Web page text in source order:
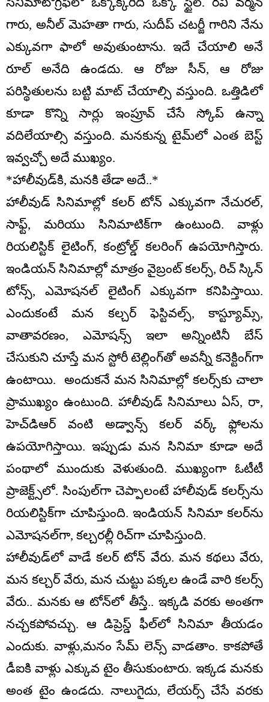
గారు, అనీల్ మెహతా గారు, సుదీప్ చటర్జీ గారిని నేను
ఎక్కువగా ఫాలో అవుతుంటాను. ఇదే చేయాలి అనే
రూల్ అనేది ఉండదు. ఆ రోజు సీన్‌, ఆ రోజు
పరిస్థితులను బట్టి మాట్ చేయాల్సి వస్తుంది. ఒత్తిడిలో
కూడా కొన్ని సార్లు ఇంప్రూవ్ చేసే స్కోప్ ఉన్నా
వదిలేయాల్సి వస్తుంది. మనకున్న టైమ్‌లో ఎంత బెస్ట్
ఇవ్వచ్చో అదే ముఖ్యం.
*హాలీవుడ్‌కి, మనకి తేడా అదే..*
హాలీవుడ్ సినిమాల్లో కలర్ టోన్ ఎక్కువగా నేచురల్‌,
సాఫ్ట్‌, మరియు సినిమాటిక్‌గా ఉంటుంది. వాళ్లు
రియ‌లిస్టిక్ లైటింగ్‌, కంట్రోల్డ్ క‌లరింగ్ ఉప‌యోగిస్తారు.
ఇండియ‌న్ సినిమాల్లో మాత్రం వైబ్రంట్ క‌ల‌ర్స్‌, రిచ్ స్కిన్
టోన్స్‌, ఎమోష‌న‌ల్ లైటింగ్ ఎక్కువ‌గా క‌నిపిస్తాయి.
ఎందుకంటే మ‌న క‌ల్చ‌ర్ ఫెస్టివ‌ల్స్‌, కాస్ట్యూమ్స్‌,
వాతావ‌ర‌ణం, ఎమోష‌న్స్ ఇలా అన్నింటినీ బేస్
చేసుకుని చూస్తే మ‌న స్టోరీ టెల్లింగ్‌తో అవ‌న్నీ క‌నెక్టింగ్‌గా
ఉంటాయి. అందుక‌నే మ‌న సినిమాల్లో క‌లర్స్‌కు చాలా
ప్రాముఖ్యం ఉంటుంది. హాలీవుడ్ సినిమాలు ఏస్‌, రా,
హెచ్‌డిఆర్ వంటి అడ్వాన్స్ క‌ల‌ర్ వ‌ర్క్ ఫ్లోల‌ను
ఉప‌యోగిస్తాయి. ఇప్పుడు మ‌న సినిమా కూడా అదే
పంథాలో ముందుకు వెళుతుంది. ముఖ్యంగా ఓటీటీ
ప్రాజెక్ట్స్‌లో. సింపుల్‌గా చెప్పాలంటే హాలీవుడ్ క‌ల‌ర్స్‌ను
రియలిస్టిక్‌గా చూపిస్తుంది. ఇండియ‌న్ సినిమా క‌ల‌ర్‌ను
ఎమోష‌న‌ల్‌గా, క‌ల్చ‌ర‌ల్లీ రిచ్‌గా చూపిస్తుంది.
హాలీవుడ్‌లో వాడే కలర్ టోన్ వేరు. మన కథలు వేరు,
మన కల్చర్ వేరు, మన చుట్టు పక్కల ఉండే వారి కలర్స్
వేరు.. మనకు ఆ టోన్‌లో తీస్తే.. ఇక్కడి వరకు అంతగా
నచ్చకపోవచ్చు. ఆ డిప్రెస్డ్ ఫీల్‌లో సినిమా తీయడం
ఎందుకు. వాళ్లు,మనం సేమ్ లెన్స్ వాడతాం. కాకపోతే
డీఐకి వాళ్లు ఎక్కువ టైం తీసుకుంటారు. ఇక్కడ మనకు
అంత టైం ఉండదు. నాలుగైదు, లేయర్స్ చేసే వరకు